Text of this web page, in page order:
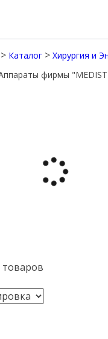
> Каталог > Хирургия и
фирмы
товаров